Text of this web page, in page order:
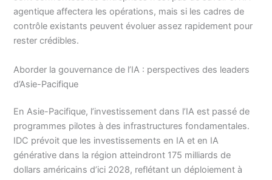
agentique affectera les opérations, mais si les cadres de
contrôle existants peuvent évoluer assez rapidement pour
rester crédibles.
Aborder la gouvernance de l’IA : perspectives des leaders
d’Asie-Pacifique
En Asie-Pacifique, l’investissement dans l’IA est passé de
programmes pilotes à des infrastructures fondamentales.
IDC prévoit que les investissements en IA et en IA
générative dans la région atteindront 175 milliards de
dollars américains d’ici 2028, reflétant un déploiement à